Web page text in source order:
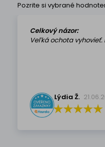
Pozrite si vybrané
Celkový názor:
Veľká ochota vyhovieť.
Lýdia Ž.